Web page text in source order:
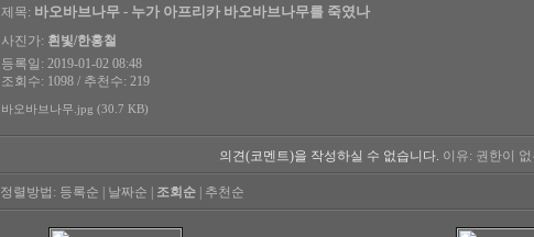
제목: 바오바브나무 - 누가 아프리카 바오바브나무를 죽였나
사진가: 흰빛/한홍철
등록일: 2019-01-02 08:48
조회수: 1098 / 추천수: 219
바오바브나무.jpg (30.7 KB)
의견(코멘트)을 작성하실 수 없습니다. 이유: 권한이
정렬방법: 등록순 날짜순 조회순 추천순